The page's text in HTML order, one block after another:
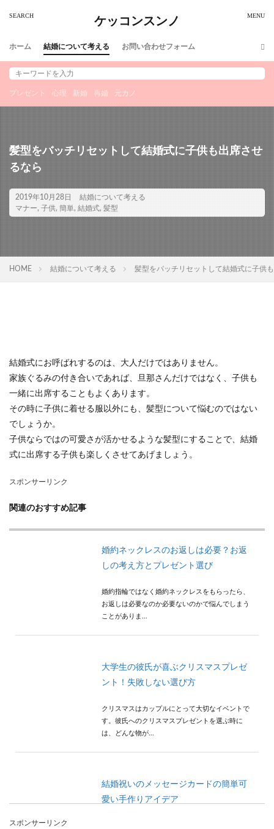
ケッコンスンノ
ホーム 結婚について考える お問い合わせフォーム
プレゼント 心理 新婚 再婚 元カノ
髪型をバッチリセットして結婚式に子供も出席させ
るなら
2019年10月28日
結婚について考える
マナー, 子供, 簡単, 結婚式, 髪型
HOME 結婚について考える 髪型をバッチリセットして結婚式に子供
結婚式にお呼ばれするのは、大人だけではありません。
家族ぐるみの付き合いであれば、旦那さんだけではなく、子供も
一緒に出席することもよくあります。
その時に子供に着せる服以外にも、髪型について悩むのではない
でしょうか。
子供ならではの可愛さが活かせるような髪型にすることで、結婚
式に出席する子供も楽しくさせてあげましょう。
スポンサーリンク
関連のおすすめ記事
婚約ネックレスのお返しは必要？お返
しの考え方とプレゼント選び
婚約指輪ではなく婚約ネックレスをもらったら、
お返しは必要なのか必要ないのかで悩んでしまう
ことがありま...
大学生の彼氏が喜ぶクリスマスプレゼ
ント！失敗しない選び方
クリスマスはカップルにとって大切なイベントで
す。彼氏へのクリスマスプレゼントを選ぶ時に
は、どんな物が...
結婚祝いのメッセージカードの簡単可
愛い手作りアイデア
スポンサーリンク